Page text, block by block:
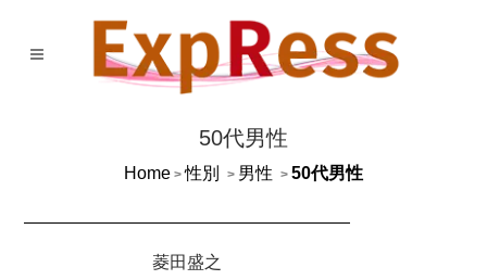
50代男性
Home>性別 > 男性 > 50代男性
菱田盛之